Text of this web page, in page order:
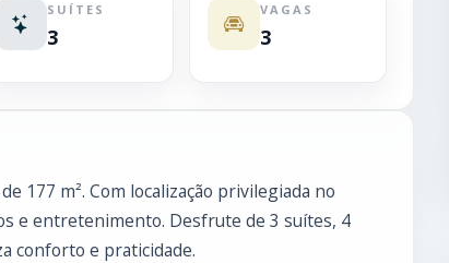
SUÍTES
3
VAGAS
3
177 m². Com localização privilegiada no
e entretenimento. Desfrute de 3 suítes, 4
conforto e praticidade.